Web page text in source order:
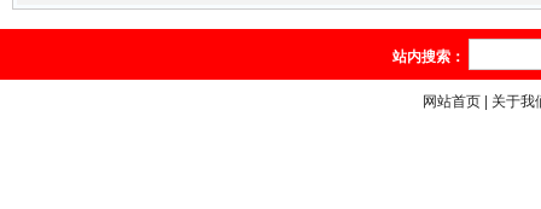
站内搜索：
网站首页| 关于我